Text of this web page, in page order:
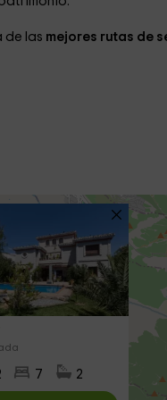
de las mejores rutas de
7 2